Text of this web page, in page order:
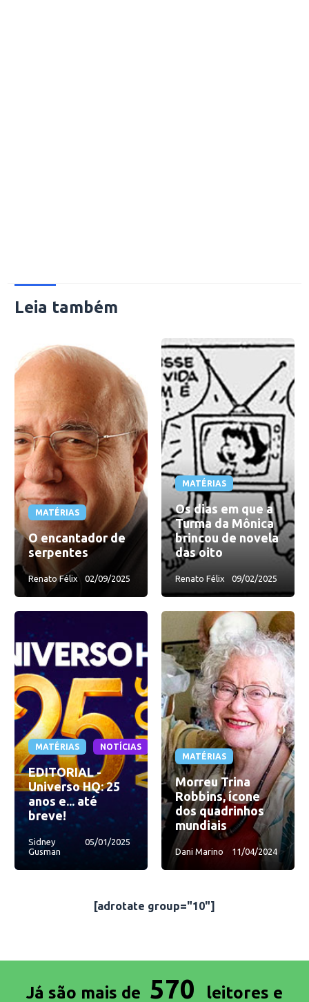
Leia também
MATÉRIAS
O encantador de
serpentes
Renato Félix 02/09/2025
MATÉRIAS
Os dias em que a
Turma da Mônica
brincou de novela
das oito
Renato Félix 09/02/2025
MATÉRIAS NOTÍCIAS
EDITORIAL -
Universo HQ: 25
anos e... até
breve!
Sidney
Gusman
05/01/2025
MATÉRIAS
Morreu Trina
Robbins, ícone
dos quadrinhos
mundiais
Dani Marino 11/04/2024
[adrotate group="10"]
Já são mais de 570 leitores e